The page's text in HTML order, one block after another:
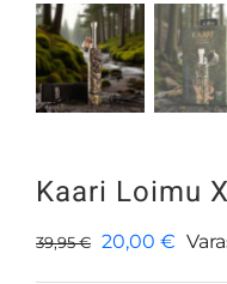
Kaari Loimu
39,95€ Alkuperäinen
20,00 €